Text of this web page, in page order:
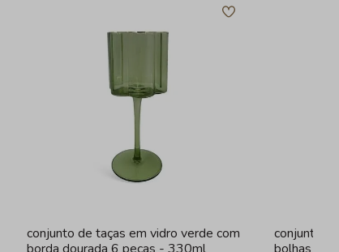
conjunto de taças em vidro verde com
conjunto